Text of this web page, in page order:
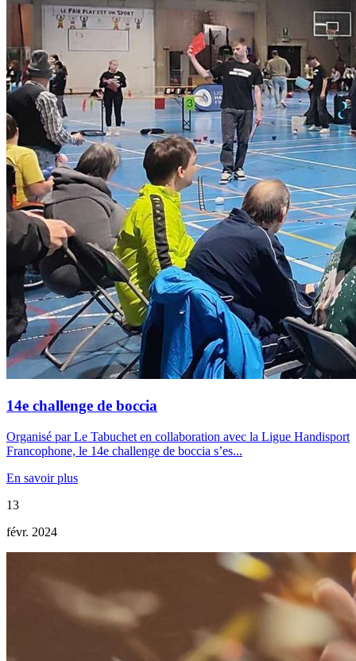
14e challenge de boccia
Organisé par Le Tabuchet en collaboration avec la Ligue Handisport
Francophone, le 14e challenge de boccia s’es...
En savoir plus
13
févr. 2024